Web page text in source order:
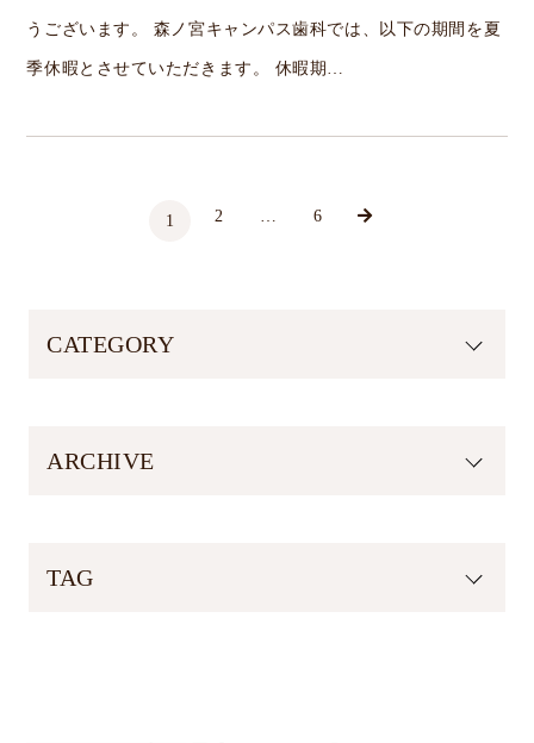
うございます。 森ノ宮キャンパス歯科では、以下の期間を夏
季休暇とさせていただきます。 休暇期…
投
1 2 … 6
CATEGORY
ARCHIVE
TAG